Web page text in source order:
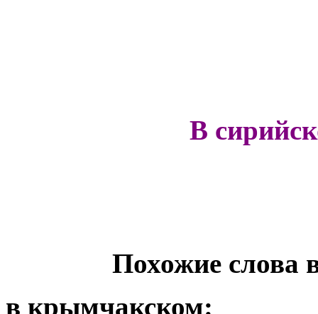
В
Похожие слова
в крымчакском: